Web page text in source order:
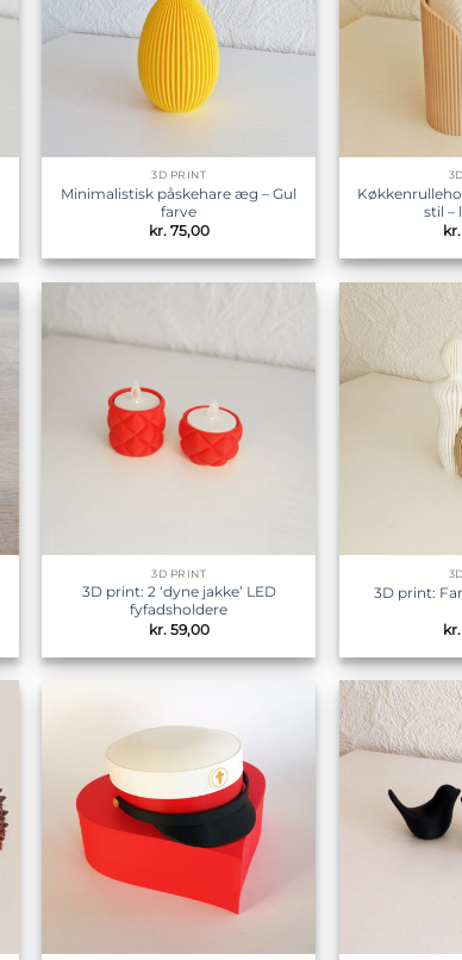
3D PRINT
Minimalistisk påskehare æg – Gul
farve
kr.75,00
stil –
kr.
3D PRINT
3D print: 2 ‘dyne jakke’ LED
fyfadsholdere
kr.59,00
3D print:
kr.
ønskeliste